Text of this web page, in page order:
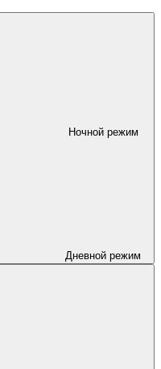
Ночной режим
Дневной режим